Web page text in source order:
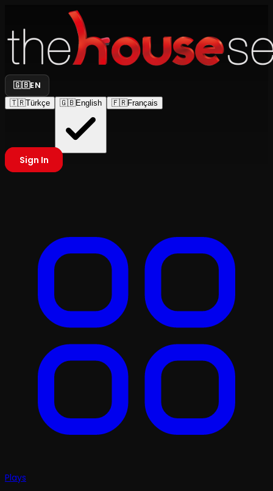
🇬🇧EN
🇹🇷Türkçe 🇬🇧English 🇫🇷Français
Sign In
Plays